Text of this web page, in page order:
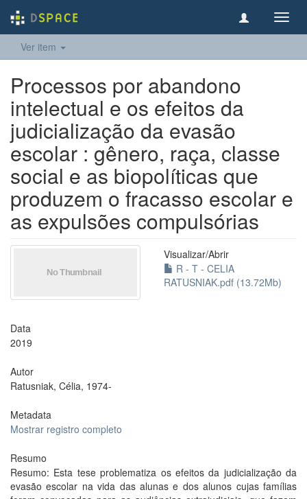
Ver item
Processos por abandono
intelectual e os efeitos da
judicialização da evasão
escolar : gênero, raça, classe
social e as biopolíticas que
produzem o fracasso escolar e
as expulsões compulsórias
Visualizar/Abrir
R - T - CELIA
RATUSNIAK.pdf (13.72Mb)
Data
2019
Autor
Ratusniak, Célia, 1974-
Metadata
Mostrar registro completo
Resumo
Resumo: Esta tese problematiza os efeitos da judicialização da
evasão escolar na vida das alunas e dos alunos cujas famílias